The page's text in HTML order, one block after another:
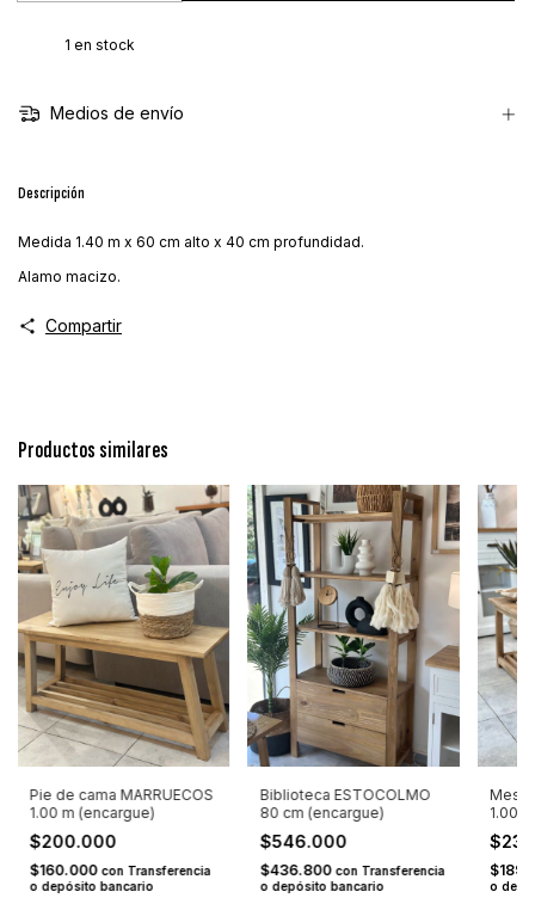
1 en stock
Medios de envío
Descripción
Medida 1.40 m x 60 cm alto x 40 cm profundidad.
Alamo macizo.
Compartir
Productos similares
Pie de cama MARRUECOS
1.00 m (encargue)
$200.000
$160.000 con Transferencia
o depósito bancario
Biblioteca ESTOCOLMO
80 cm (encargue)
$546.000
$436.800 con Transferencia
o depósito bancario
Mesa
1.00
o